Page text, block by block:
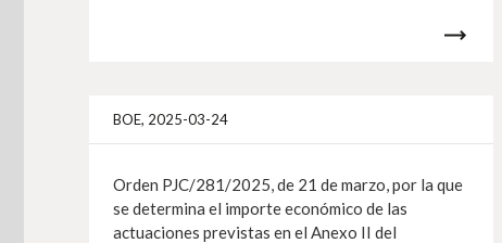
BOE, 2025-03-24
Orden PJC/281/2025, de 21 de marzo, por la que
se determina el importe económico de las
actuaciones previstas en el Anexo II del